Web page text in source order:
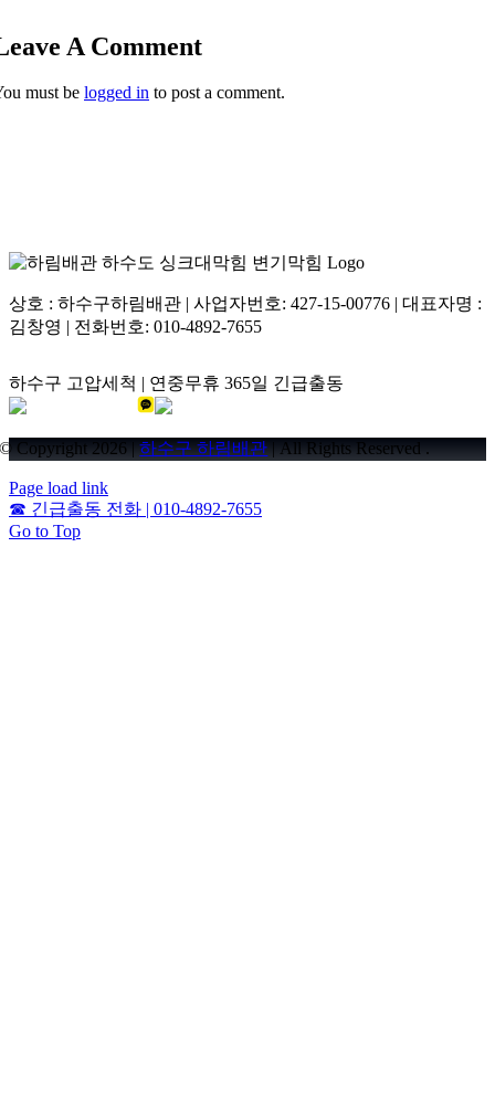
유발하므로 절대 변기에 버리시면 안 됩니다.
하림배관은 정밀 배관내시경 장비로 내부를 보며 플렉스
A Comment
must be logged in to post a comment.
상호 : 하수구하림배관 | 사업자번호: 427-15-00776 | 대표자명 :
김창영 | 전화번호: 010-4892-7655
하수구 고압세척 | 연중무휴 365일 긴급출동
© Copyright 2026 |하수구 하림배관 | All Rights Reserved .
Page load link
☎ 긴급출동 전화 | 010-4892-7655
Go to Top